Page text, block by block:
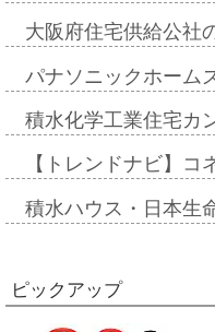
大阪府住宅供給公社
パナソニックホーム
積水化学工業住宅カ
【トレンドナビ】
積水ハウス・日本生
ピックアップ